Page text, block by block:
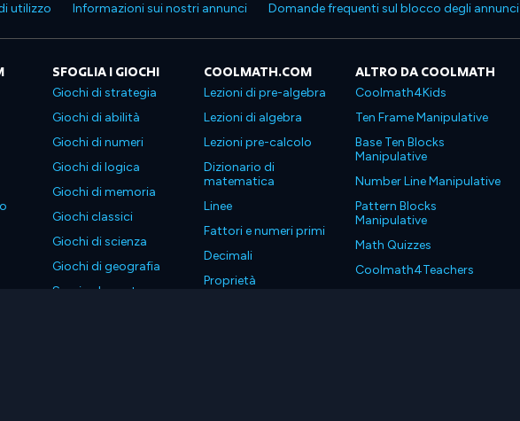
utilizzo Informazioni sui nostri annunci Domande frequenti sul blocco degli annunci
SFOGLIA I GIOCHI
Giochi di strategia
Giochi di abilità
Giochi di numeri
Giochi di logica
Giochi di memoria
Giochi classici
Giochi di scienza
Giochi di geografia
Scarica le nostre app
COOLMATH.COM
Lezioni di pre-algebra
Lezioni di algebra
Lezioni pre-calcolo
Dizionario di
matematica
Linee
Fattori e numeri primi
Decimali
Proprietà
ALTRO DA COOLMATH
Coolmath4Kids
Ten Frame Manipulative
Base Ten Blocks
Manipulative
Number Line Manipulative
Pattern Blocks
Manipulative
Math Quizzes
Coolmath4Teachers